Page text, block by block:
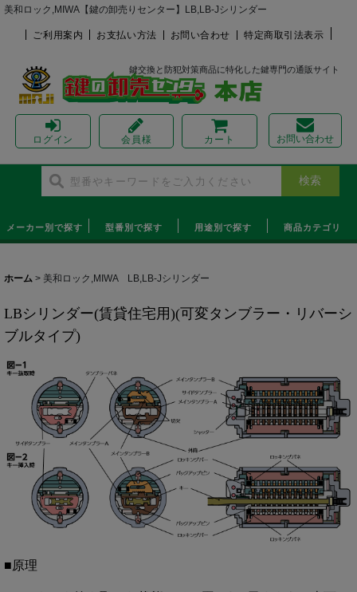
美和ロック,MIWA【鍵の卸売りセンター】LB,LB-Jシリンダー
ご利用案内 お支払い方法 お問い合わせ 特定商取引法表示
鍵交換と防犯対策商品に特化した鍵専門の通販サイト
ログイン 会員様 カート お問い合わせ
メーカー別で探す 型番別で探す 用途別で探す 商品カテゴリ
ホーム > 美和ロック,MIWA LB,LB-Jシリンダー
LBシリンダー(賃貸住宅用)(可変タンブラー・リバーシ
ブルタイプ)
■原理